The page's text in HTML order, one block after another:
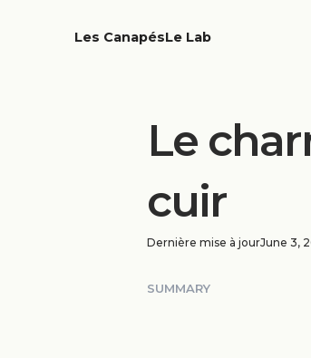
Les CanapésLe Lab
Le
cuir
Dernière mise à jourJune 3,
SUMMARY